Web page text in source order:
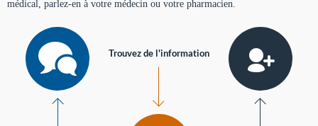
médical, parlez-en à votre médecin ou votre pharmacien.
Trouvez de l'information